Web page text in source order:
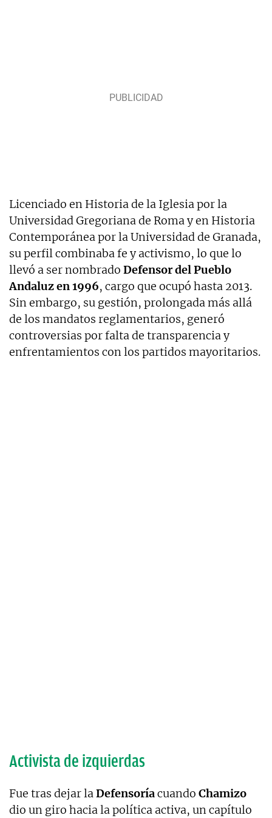
Licenciado en Historia de la Iglesia por la
Universidad Gregoriana de Roma y en Historia
Contemporánea por la Universidad de Granada,
su perfil combinaba fe y activismo, lo que lo
llevó a ser nombrado Defensor del Pueblo
Andaluz en 1996, cargo que ocupó hasta 2013.
Sin embargo, su gestión, prolongada más allá
de los mandatos reglamentarios, generó
controversias por falta de transparencia y
enfrentamientos con los partidos mayoritarios.
Activista de izquierdas
Fue tras dejar laDefensoríacuando Chamizo
dio un giro hacia la política activa, un capítulo